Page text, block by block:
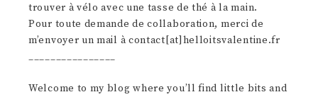
trouver à vélo avec une tasse de thé à la main.
Pour toute demande de collaboration, merci de
m’envoyer un mail à contact[at]helloitsvalentine.fr
________________
Welcome to my blog where you’ll find little bits and